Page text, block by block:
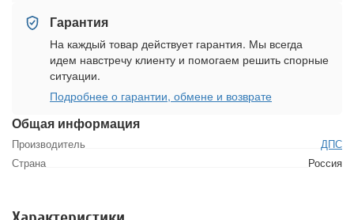
Общая информация
Производитель
ДПС
Страна
Россия
Гарантия
На каждый товар действует гарантия. Мы всегда
идем навстречу клиенту и помогаем решить спорные
ситуации.
Подробнее о гарантии, обмене и возврате